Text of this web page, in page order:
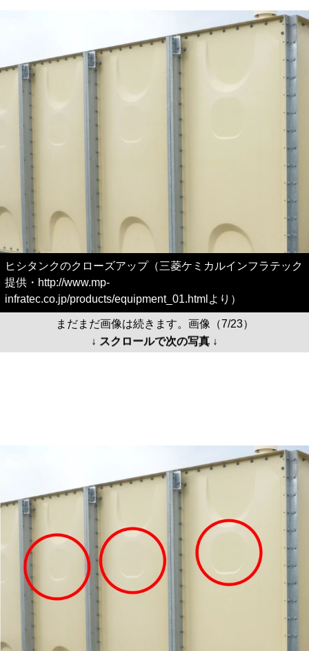
ヒシタンクのクローズアップ（三菱ケミカルインフラテック
提供・http://www.mp-
infratec.co.jp/products/equipment_01.htmlより）
まだまだ画像は続きます。画像（7/23）
↓ スクロールで次の写真 ↓